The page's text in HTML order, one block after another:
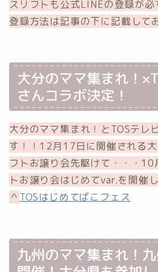
スリフトも公式LINEの登録が必
登録方法は記事の下に記載して
大分のママ集まれ！
さんコラボ決定！
大分のママ集まれ！とTOSテレ
す！！12月17日に開催される
フトお譲り会先駆けて・・・
トお譲り会はじめてvar.を開催
＾ TOSはじめてばこフェス
九州のママ集まれ！